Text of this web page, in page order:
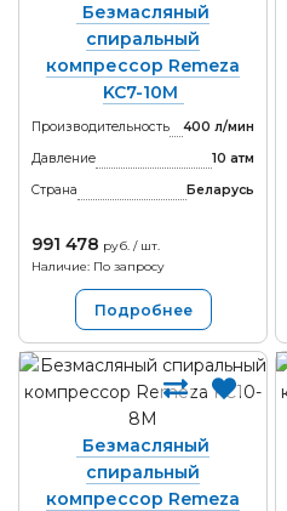
Безмасляный
спиральный
компрессор Remeza
KC7-10М
Производительность
400 л/мин
Давление
10 атм
Страна
Беларусь
991 478 руб. / шт.
Наличие: По запросу
Подробнее
Безмасляный
спиральный
компрессор Remeza